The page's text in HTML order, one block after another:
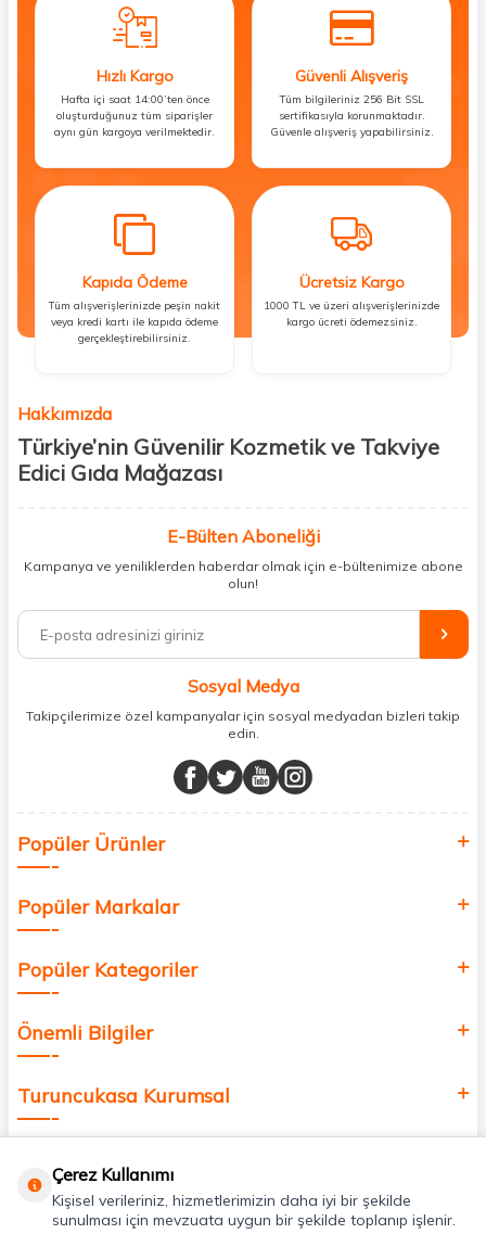
Hızlı Kargo
Hafta içi saat 14:00’ten önce
oluşturduğunuz tüm siparişler
aynı gün kargoya verilmektedir.
Güvenli Alışveriş
Tüm bilgileriniz 256 Bit SSL
sertifikasıyla korunmaktadır.
Güvenle alışveriş yapabilirsiniz.
Kapıda Ödeme
Tüm alışverişlerinizde peşin nakit
veya kredi kartı ile kapıda ödeme
gerçekleştirebilirsiniz.
Ücretsiz Kargo
1000 TL ve üzeri alışverişlerinizde
kargo ücreti ödemezsiniz.
Hakkımızda
Türkiye’nin Güvenilir Kozmetik ve Takviye
Edici Gıda Mağazası
kişisel bakım hem de takviye edici gıda ürünlerini sizlerle
buluşturuyoruz. Artık mağaza mağaza dolaşmanıza gerek yok;
ihtiyacınız olan her şeyi tek bir çatı altında topluyor ve kapınıza kadar
%100 orijinal kozmetik ve sağlık ürünleriyle güzelliğinizi tamamlayabilir,
vücudunuzu desteklemek için güvenilir takviye edici gıdalara
minerallere kadar binlerce ürünü uygun fiyat ve hızlı kargo avantajıyla
sunuyoruz.
buluşturuyor ve online alışveriş deneyiminizi en iyi hale getiriyoruz.
Sağlık, güzellik ve iyi yaşam için aradığınız her şey burada!
değer katmak için bize katılın!
E-Bülten Aboneliği
Kampanya ve yeniliklerden haberdar olmak için e-bültenimize abone
olun!
Sosyal Medya
Takipçilerimize özel kampanyalar için sosyal medyadan bizleri takip
edin.
Popüler Ürünler
Popüler Markalar
Popüler Kategoriler
Önemli Bilgiler
Turuncukasa Kurumsal
Uygulamalarımız
Çerez Kullanımı
Kişisel verileriniz, hizmetlerimizin daha iyi bir şekilde
sunulması için mevzuata uygun bir şekilde toplanıp işlenir.